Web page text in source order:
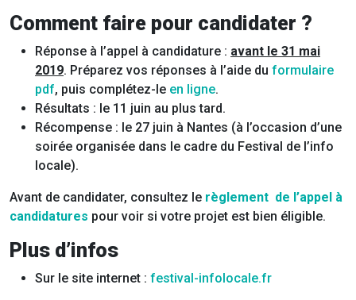
Comment faire pour candidater ?
Réponse à l’appel à candidature : avant le 31 mai
2019. Préparez vos réponses à l’aide du formulaire
pdf, puis complétez-le en ligne.
Résultats : le 11 juin au plus tard.
Récompense : le 27 juin à Nantes (à l’occasion d’une
soirée organisée dans le cadre du Festival de l’info
locale).
Avant de candidater, consultez le règlement de l’appel à
candidatures pour voir si votre projet est bien éligible.
Plus d’infos
Sur le site internet : festival-infolocale.fr